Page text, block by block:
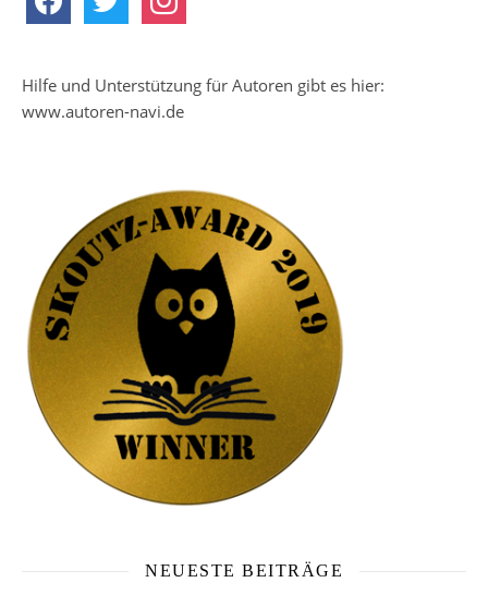
Hilfe und Unterstützung für Autoren gibt es hier:
www.autoren-navi.de
NEUESTE BEITRÄGE